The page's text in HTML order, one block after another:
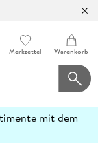
Merkzettel Warenkorb
mit dem